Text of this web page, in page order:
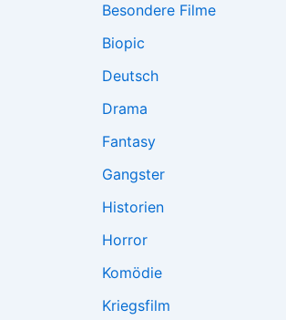
Besondere Filme
Biopic
Deutsch
Drama
Fantasy
Gangster
Historien
Horror
Komödie
Kriegsfilm